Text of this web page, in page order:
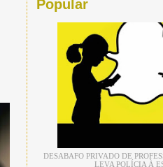
Popular
DESABAFO PRIVADO DE
LEVA POLÍCIA À